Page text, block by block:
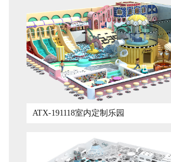
ATX-191118室内定制乐园